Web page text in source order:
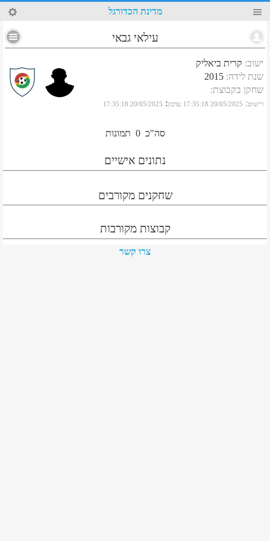
76 מדינת הכדורגל
עילאי גבאי
ישוב: קרית ביאליק
שנת לידה:
2015
שחקן בקבוצת:
רישום:
20/05/2025 17:35:18 עדכון:
20/05/2025 17:35:18
סה"כ 0 תמונות
נתונים אישיים
שחקנים מקורבים
קבוצות מקורבות
צרו קשר